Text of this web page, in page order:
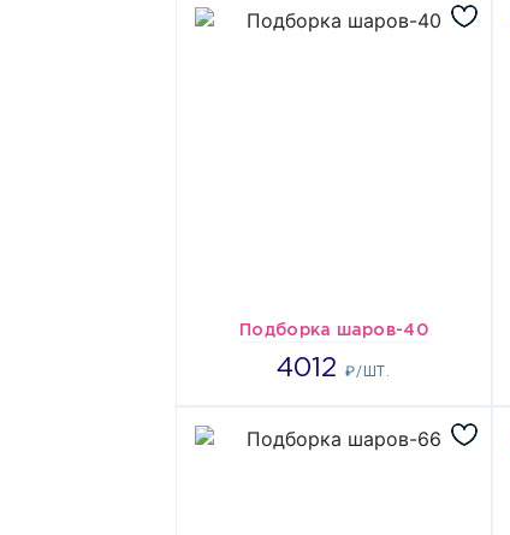
Подборка шаров-40
4012₽/ШТ.
4012